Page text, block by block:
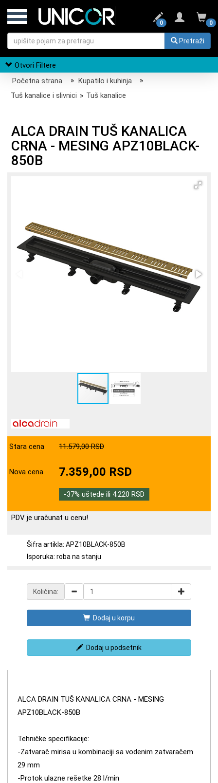
0
0
Pretraži
Otvori Filtere
Početna strana
» Kupatilo i kuhinja
»
Tuš kanalice i slivnici » Tuš kanalice
ALCA DRAIN TUŠ KANALICA
CRNA - MESING APZ10BLACK-
850B
Stara cena 11.579,00 RSD
Nova cena 7.359,00 RSD
-37% uštede ili 4.220 RSD
PDV je uračunat u cenu!
Šifra artikla: APZ10BLACK-850B
Isporuka: roba na stanju
Količina:
Dodaj u korpu
Dodaj u podsetnik
ALCA DRAIN TUŠ KANALICA CRNA - MESING
APZ10BLACK-850B
Tehničke specifikacije:
-Zatvarač mirisa u kombinaciji sa vodenim zatvaračem
29 mm
-Protok ulazne rešetke 28 l/min